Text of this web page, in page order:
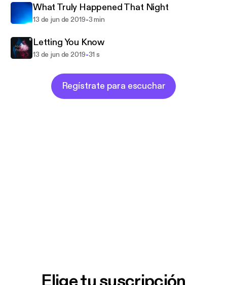
What Truly Happened That Night
13 de jun de 2019-3 min
Letting You Know
13 de jun de 2019-31 s
Regístrate para escuchar